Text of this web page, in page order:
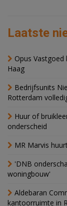
Laatste
Opus
Haag
Bedrijfsunits
Rotterdam
Huur of
onderscheid
MR Marvis
'DNB
woningbouw'
Aldebaran
kantoorruimte in